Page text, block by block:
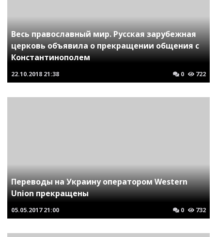
Весь православный мир. Русская зарубежная
церковь объявила о прекращении общения с
Константинополем
22.10.2018 21:38 0 722
Переводы на Украину оператором Western
Union прекращены
05.05.2017 21:00 0 732